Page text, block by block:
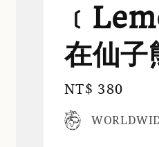
在仙子
Regular
price
NT$ 380